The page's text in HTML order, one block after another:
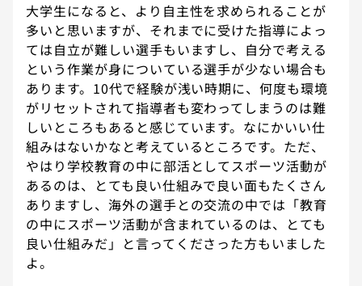
大学生になると、より自主性を求められることが
多いと思いますが、それまでに受けた指導によっ
ては自立が難しい選手もいますし、自分で考える
という作業が身についている選手が少ない場合も
あります。10代で経験が浅い時期に、何度も環境
がリセットされて指導者も変わってしまうのは難
しいところもあると感じています。なにかいい仕
組みはないかなと考えているところです。ただ、
やはり学校教育の中に部活としてスポーツ活動が
あるのは、とても良い仕組みで良い面もたくさん
ありますし、海外の選手との交流の中では「教育
の中にスポーツ活動が含まれているのは、とても
良い仕組みだ」と言ってくださった方もいました
よ。